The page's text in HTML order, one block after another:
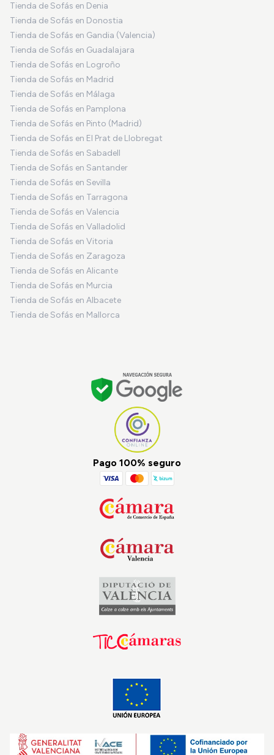
Tienda de Sofás en Denia
Tienda de Sofás en Donostia
Tienda de Sofás en Gandia (Valencia)
Tienda de Sofás en Guadalajara
Tienda de Sofás en Logroño
Tienda de Sofás en Madrid
Tienda de Sofás en Málaga
Tienda de Sofás en Pamplona
Tienda de Sofás en Pinto (Madrid)
Tienda de Sofás en El Prat de Llobregat
Tienda de Sofás en Sabadell
Tienda de Sofás en Santander
Tienda de Sofás en Sevilla
Tienda de Sofás en Tarragona
Tienda de Sofás en Valencia
Tienda de Sofás en Valladolid
Tienda de Sofás en Vitoria
Tienda de Sofás en Zaragoza
Tienda de Sofás en Alicante
Tienda de Sofás en Murcia
Tienda de Sofás en Albacete
Tienda de Sofás en Mallorca
Pago 100% seguro